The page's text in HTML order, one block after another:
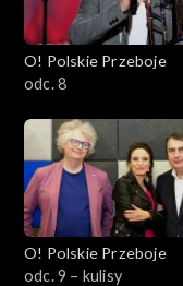
O! Polskie Przeboje
odc. 8
O! Polskie Przeboje
odc. 9 – kulisy